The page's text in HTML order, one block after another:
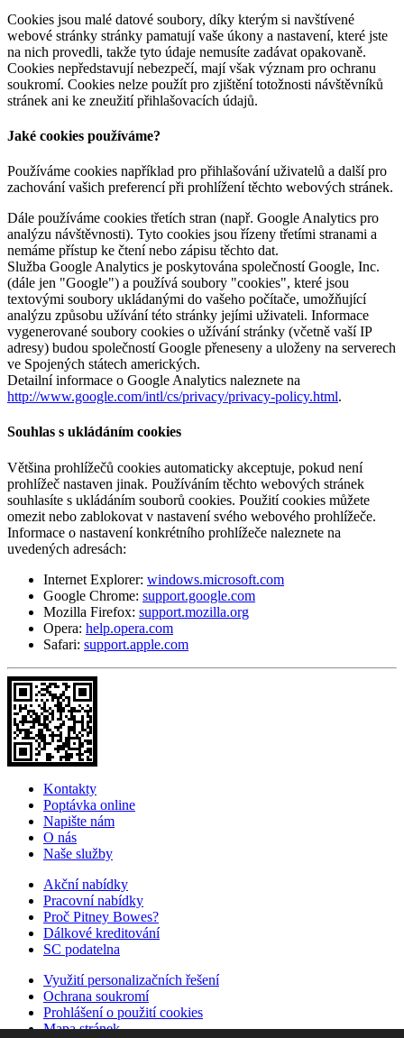
Cookies jsou malé datové soubory, díky kterým si navštívené
webové stránky stránky pamatují vaše úkony a nastavení, které jste
na nich provedli, takže tyto údaje nemusíte zadávat opakovaně.
Cookies nepředstavují nebezpečí, mají však význam pro ochranu
soukromí. Cookies nelze použít pro zjištění totožnosti návštěvníků
stránek ani ke zneužití přihlašovacích údajů.
Jaké cookies používáme?
Používáme cookies například pro přihlašování uživatelů a další pro
zachování vašich preferencí při prohlížení těchto webových stránek.
Dále používáme cookies třetích stran (např. Google Analytics pro
analýzu návštěvnosti). Tyto cookies jsou řízeny třetími stranami a
nemáme přístup ke čtení nebo zápisu těchto dat.
Služba Google Analytics je poskytována společností Google, Inc.
(dále jen "Google") a používá soubory "cookies", které jsou
textovými soubory ukládanými do vašeho počítače, umožňující
analýzu způsobu užívání této stránky jejími uživateli. Informace
vygenerované soubory cookies o užívání stránky (včetně vaší IP
adresy) budou společností Google přeneseny a uloženy na serverech
ve Spojených státech amerických.
Detailní informace o Google Analytics naleznete na
http://www.google.com/intl/cs/privacy/privacy-policy.html.
Souhlas s ukládáním cookies
Většina prohlížečů cookies automaticky akceptuje, pokud není
prohlížeč nastaven jinak. Používáním těchto webových stránek
souhlasíte s ukládáním souborů cookies. Použití cookies můžete
omezit nebo zablokovat v nastavení svého webového prohlížeče.
Informace o nastavení konkrétního prohlížeče naleznete na
uvedených adresách:
Internet Explorer: windows.microsoft.com
Google Chrome: support.google.com
Mozilla Firefox: support.mozilla.org
Opera: help.opera.com
Safari: support.apple.com
Kontakty
Poptávka online
Napište nám
O nás
Naše služby
Akční nabídky
Pracovní nabídky
Proč Pitney Bowes?
Dálkové kreditování
SC podatelna
Využití personalizačních řešení
Ochrana soukromí
Prohlášení o použití cookies
Mapa stránek